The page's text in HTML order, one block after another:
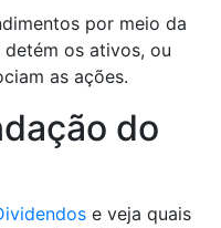
por meio da
os ativos, ou
as ações.
do
e veja quais